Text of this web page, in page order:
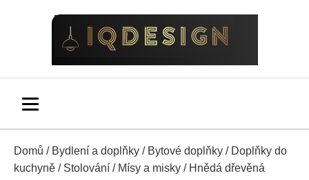
Domů / Bydlení a doplňky / Bytové doplňky / Doplňky do
kuchyně / Stolování / Mísy a misky / Hnědá dřevěná